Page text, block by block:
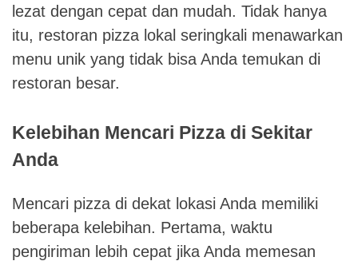
lezat dengan cepat dan mudah. Tidak hanya
itu, restoran pizza lokal seringkali menawarkan
menu unik yang tidak bisa Anda temukan di
restoran besar.
Kelebihan Mencari Pizza di Sekitar
Anda
Mencari pizza di dekat lokasi Anda memiliki
beberapa kelebihan. Pertama, waktu
pengiriman lebih cepat jika Anda memesan